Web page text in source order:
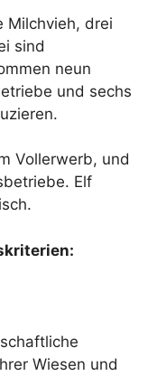
Milchvieh, drei
sind
neun
und sechs
Vollerwerb, und
Elf
Wiesen und